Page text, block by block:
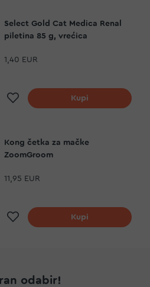
Select Gold Cat Medica Renal
piletina 85 g, vrećica
1,40 EUR
Dodaj na listu želja
Kupi
Kong četka za mačke
ZoomGroom
11,95 EUR
Dodaj na listu želja
Kupi
odabir!